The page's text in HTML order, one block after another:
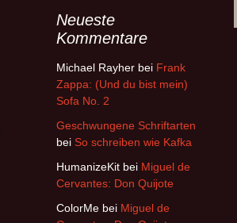
Neueste
Kommentare
Michael Rayher bei Frank
Zappa: (Und du bist mein)
Sofa No. 2
Geschwungene Schriftarten
bei So schreiben wie Kafka
HumanizeKit bei Miguel de
Cervantes: Don Quijote
ColorMe bei Miguel de